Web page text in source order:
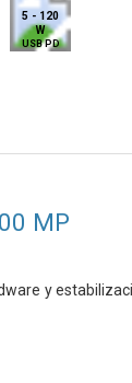
5 - 120
W
USB PD
MP
y